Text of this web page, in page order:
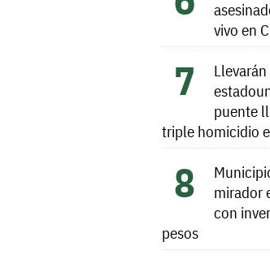
vivo en
puente
triple homicidio
mirador
con
pesos